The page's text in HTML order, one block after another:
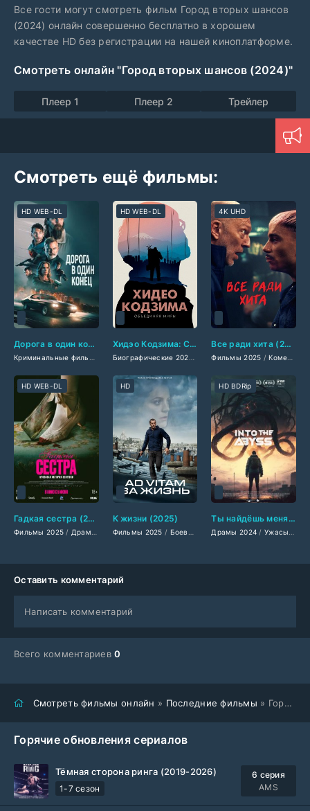
Все гости могут смотреть фильм Город вторых шансов
(2024) онлайн совершенно бесплатно в хорошем
качестве HD без регистрации на нашей киноплатформе.
Смотреть онлайн "Город вторых шансов (2024)"
Плеер 1 Плеер 2 Трейлер
Смотреть ещё фильмы:
Дорога в один конец (2024)
/Триллеры 2024/ Зарубежные фильмы 2024
HD WEB-DL
Хидэо Кодзима: Соединяя миры (2024)
Документальные фильмы
HD WEB-DL
Все ради хита (2025)
Фильмы 2025 /Комедии 2025
4K UHD
Гадкая сестра (2025)
Фильмы 2025 / Драмы 2025 /Комедии 2025/Ужасы 2025/Зарубежные
HD WEB-DL
К жизни (2025)
Фильмы 2025 / Боевики 2025 /Детективы 2025/
HD
Ты найдёшь меня в глубине бездны (2024)
Драмы 2024 / Ужасы 2024
HD BDRip
Оставить комментарий
Написать комментарий
Всего комментариев0
Смотреть фильмы онлайн » Последние фильмы » Город вторых шансов (2024)
Горячие обновления сериалов
Тёмная сторона ринга (2019-2026)
1-7 сезон
6 серия
AMS